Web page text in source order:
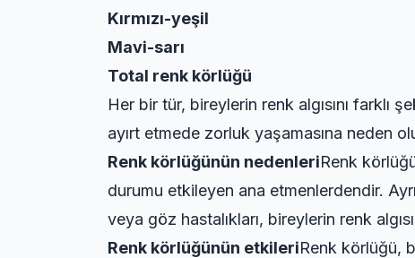
Kırmızı-yeşil
Mavi-sarı
Total renk körlüğü
Her bir tür, bireylerin renk algısını farklı
ayırt etmede zorluk yaşamasına neden
Renk körlüğünün nedenleriRenk
durumu etkileyen ana etmenlerdendir.
veya göz hastalıkları, bireylerin renk
Renk körlüğünün etkileriRenk körlüğü,